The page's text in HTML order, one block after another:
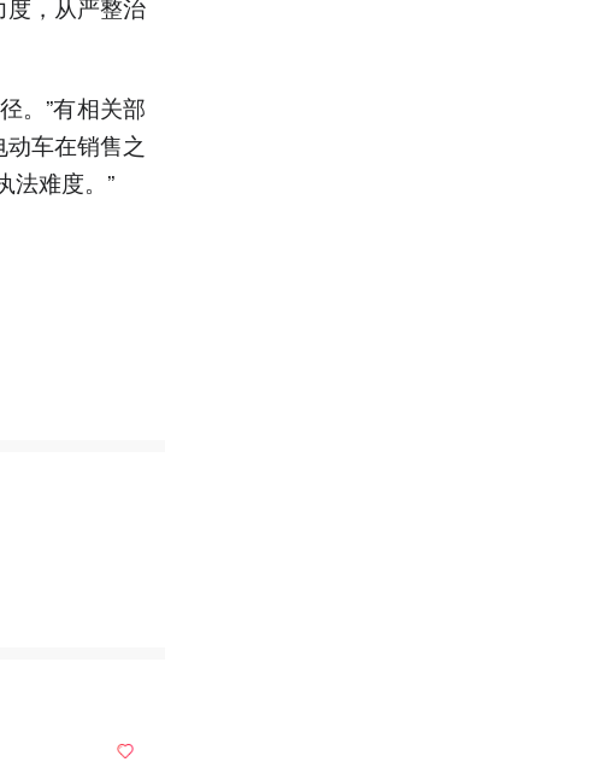
，从严整治
。”有相关部
车在销售之
法难度。”